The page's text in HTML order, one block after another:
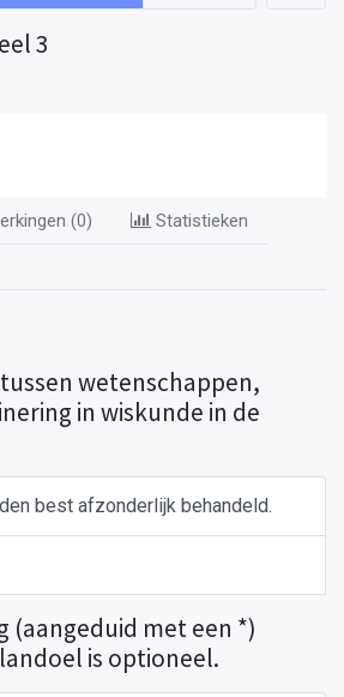
3
(0) Statistieken
wetenschappen,
in wiskunde in de
best afzonderlijk behandeld.
(aangeduid met een *)
is optioneel.